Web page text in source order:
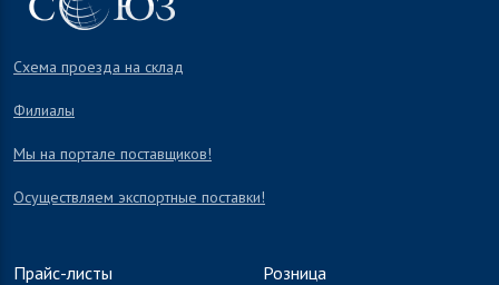
Схема проезда на склад
Филиалы
Мы на портале поставщиков!
Осуществляем экспортные поставки!
Прайс-листы Розница